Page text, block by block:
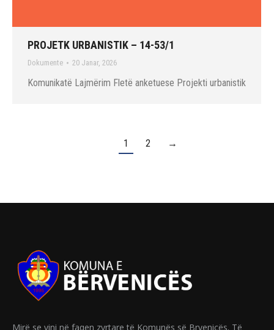
PROJETK URBANISTIK – 14-53/1
Dokumente 20 Janar, 2026
Komunikatë Lajmërim Fletë anketuese Projekti urbanistik
1 2 →
Mirë se vini në faqen zyrtare të Komunës së Brvenicës. Të